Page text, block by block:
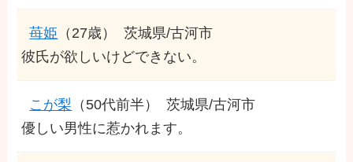
苺姫 （27歳）
茨城県/古河市
彼氏が欲しいけどできない。
こが梨 （50代前半）
茨城県/古河市
優しい男性に惹かれます。